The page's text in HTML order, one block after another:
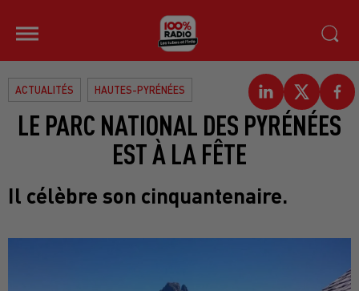
ACTUALITÉS HAUTES-PYRÉNÉES
LE PARC NATIONAL DES PYRÉNÉES
EST À LA FÊTE
Il célèbre son cinquantenaire.